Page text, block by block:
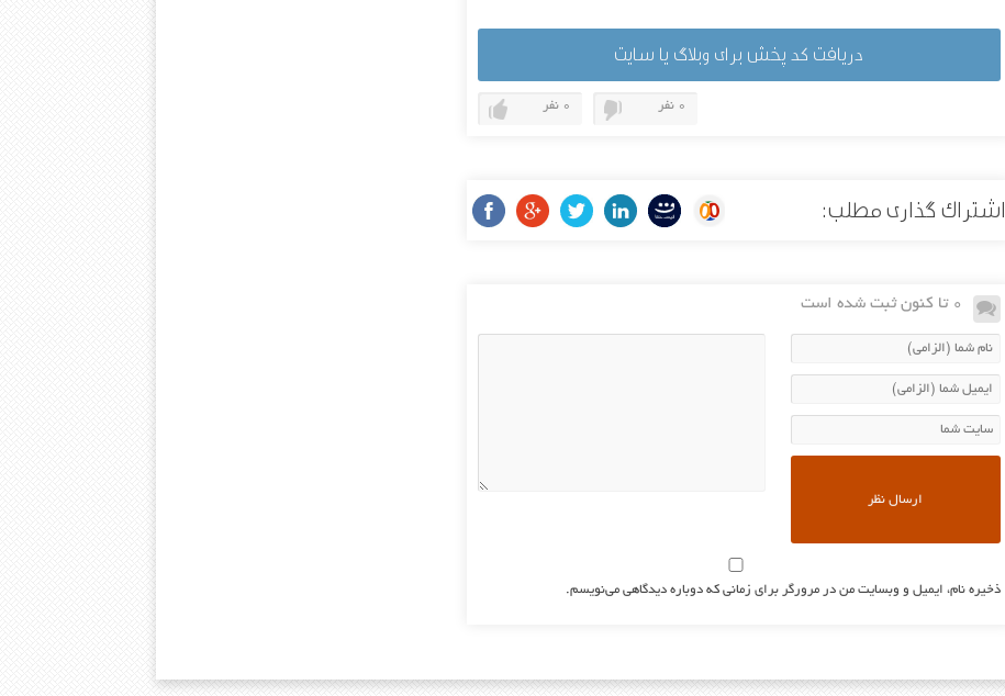
دریافت کد پخش برای وبلاگ یا سایت
0 نفر 0 نفر
اشتراک گذاری مطلب:
0 تا کنون ثبت شده است
ذخیره نام، ایمیل و وبسایت من در مرورگر برای زمانی که دوباره دیدگاهی می‌نویسم.